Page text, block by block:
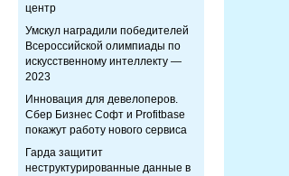
центр
Умскул наградили победителей
Всероссийской олимпиады по
искусственному интеллекту —
2023
Инновация для девелоперов.
Сбер Бизнес Софт и Profitbase
покажут работу нового сервиса
Гарда защитит
неструктурированные данные в